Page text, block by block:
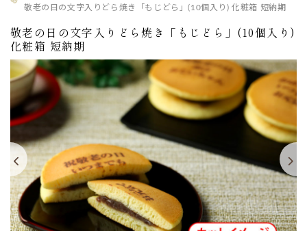
敬老の日の文字入りどら焼き「もじどら」(10個入り) 化粧箱 短納期
敬老の日の文字入りどら焼き「もじどら」(10個入り)
化粧箱 短納期